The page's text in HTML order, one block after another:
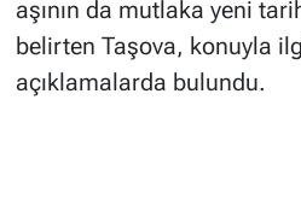
aşının da mutlaka yeni
belirten Taşova, konuyla
açıklamalarda bulundu.